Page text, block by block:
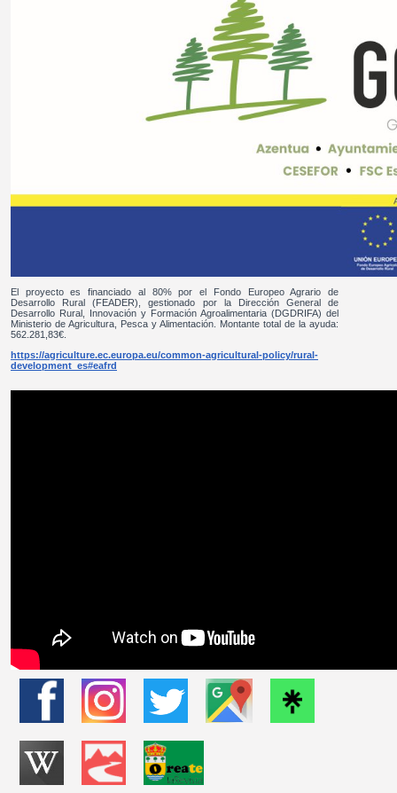
El proyecto es financiado al 80% por el Fondo Europeo Agrario de
Desarrollo Rural (FEADER), gestionado por la Dirección General de
Desarrollo Rural, Innovación y Formación Agroalimentaria (DGDRIFA) del
Ministerio de Agricultura, Pesca y Alimentación. Montante total de la ayuda:
562.281,83€.
https://agriculture.ec.europa.eu/common-agricultural-policy/rural-
development_es#eafrd